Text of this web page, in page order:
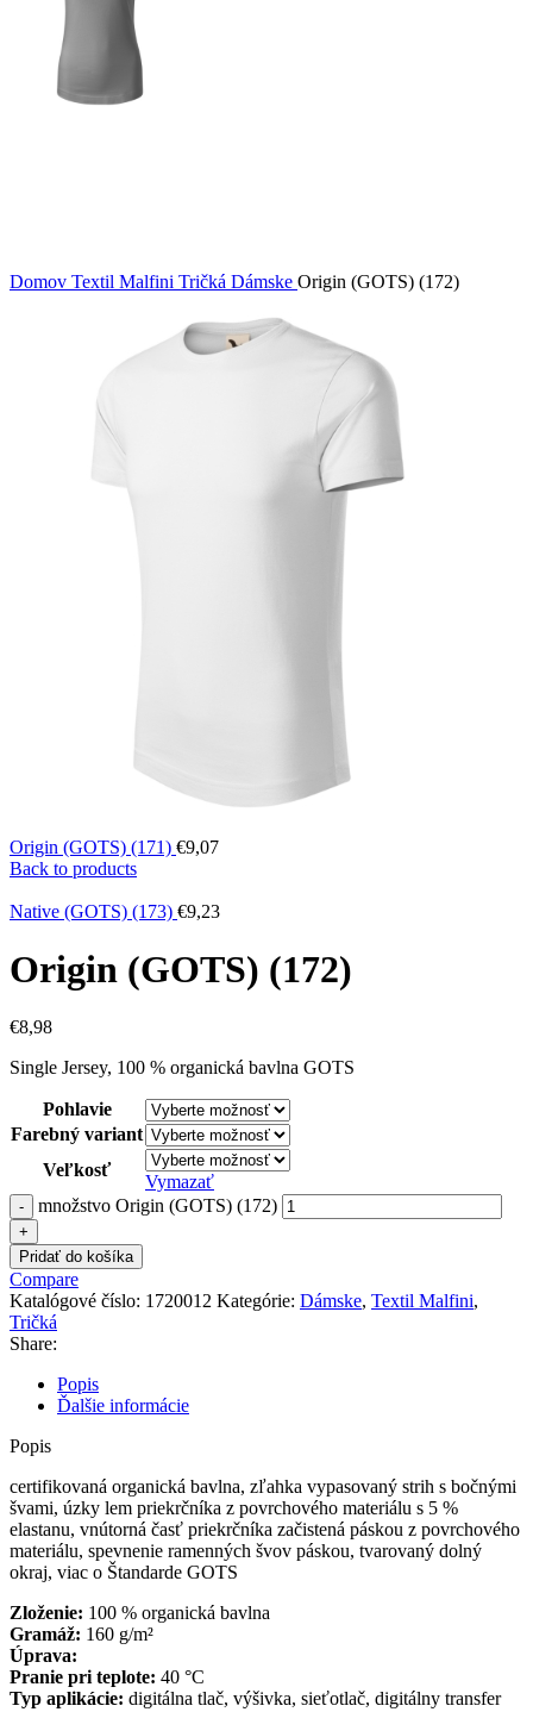
Domov Textil Malfini Tričká Dámske Origin (GOTS) (172)
Origin (GOTS) (171) €9,07
Back to products
Native (GOTS) (173) €9,23
Origin (GOTS) (172)
€8,98
Single Jersey, 100 % organická bavlna GOTS
Pohlavie
Farebný variant
Veľkosť
Vymazať
množstvo Origin (GOTS) (172)
Pridať do košíka
Compare
Katalógové číslo: 1720012 Kategórie: Dámske, Textil Malfini,
Tričká
Share:
Popis
Ďalšie informácie
Popis
certifikovaná organická bavlna, zľahka vypasovaný strih s bočnými
švami, úzky lem priekrčníka z povrchového materiálu s 5 %
elastanu, vnútorná časť priekrčníka začistená páskou z povrchového
materiálu, spevnenie ramenných švov páskou, tvarovaný dolný
okraj, viac o Štandarde GOTS
Zloženie: 100 % organická bavlna
Gramáž: 160 g/m²
Úprava:
Pranie pri teplote: 40 °C
Typ aplikácie: digitálna tlač, výšivka, sieťotlač, digitálny transfer